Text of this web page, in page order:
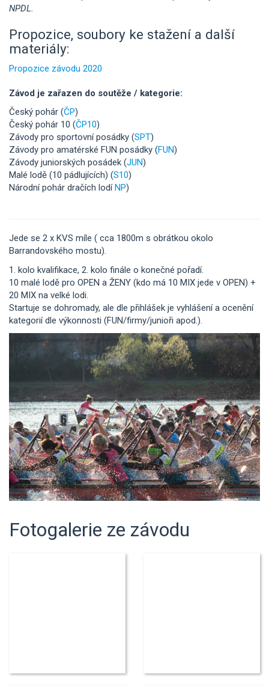
NPDL.
Propozice, soubory ke stažení a další
materiály:
Propozice závodu 2020
Závod je zařazen do soutěže / kategorie:
Český pohár (ČP)
Český pohár 10 (ČP10)
Závody pro sportovní posádky (SPT)
Závody pro amatérské FUN posádky (FUN)
Závody juniorských posádek (JUN)
Malé lodě (10 pádlujících) (S10)
Národní pohár dračích lodíNP)
Jede se 2 x KVS míle ( cca 1800m s obrátkou okolo
Barrandovského mostu).
1. kolo kvalifikace, 2. kolo finále o konečné pořadí.
10 malé lodě pro OPEN a ŽENY (kdo má 10 MIX jede v OPEN) +
20 MIX na velké lodi.
Startuje se dohromady, ale dle přihlášek je vyhlášení a ocenění
kategorií dle výkonnosti (FUN/firmy/junioři apod.).
Fotogalerie ze závodu